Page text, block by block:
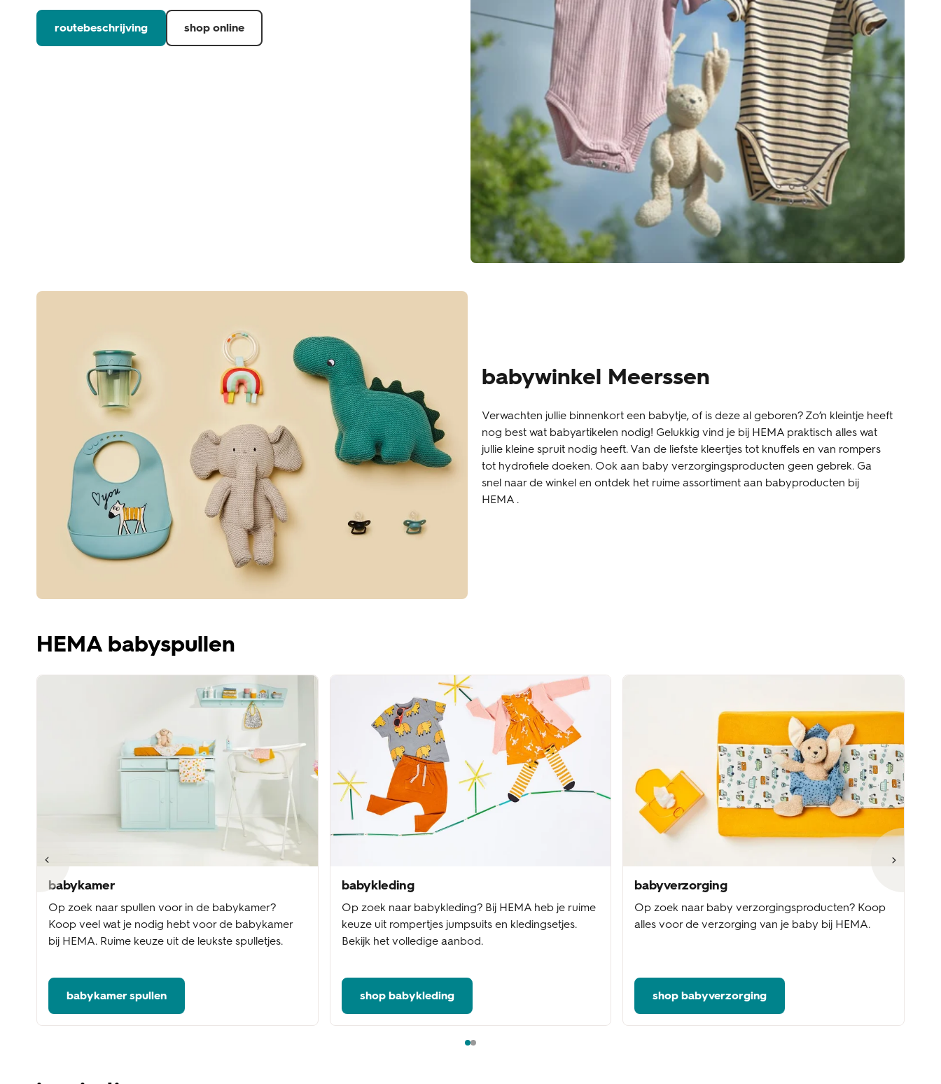
routebeschrijving shop online
babywinkel Meerssen
Verwachten jullie binnenkort een babytje, of is deze al geboren? Zo’n kleintje heeft
nog best wat babyartikelen nodig! Gelukkig vind je bij HEMA praktisch alles wat
jullie kleine spruit nodig heeft. Van de liefste kleertjes tot knuffels en van rompers
tot hydrofiele doeken. Ook aan baby verzorgingsproducten geen gebrek. Ga
snel naar de winkel en ontdek het ruime assortiment aan babyproducten bij
HEMA .
HEMA babyspullen
babykamer
Op zoek naar spullen voor in de babykamer?
Koop veel wat je nodig hebt voor de babykamer
bij HEMA. Ruime keuze uit de leukste spulletjes.
babykamer spullen
babykleding
Op zoek naar babykleding? Bij HEMA heb je ruime
keuze uit rompertjes jumpsuits en kledingsetjes.
Bekijk het volledige aanbod.
shop babykleding
babyverzorging
Op zoek naar baby verzorgingsproducten? Koop
alles voor de verzorging van je baby bij HEMA.
shop babyverzorging